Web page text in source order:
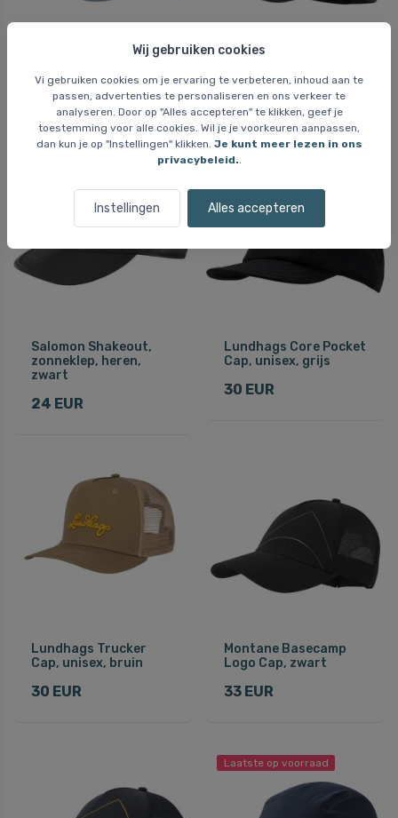
Wij gebruiken cookies
Vi gebruiken cookies om je ervaring te verbeteren, inhoud aan te
passen, advertenties te personaliseren en ons verkeer te
analyseren. Door op "Alles accepteren" te klikken, geef je
toestemming voor alle cookies. Wil je je voorkeuren aanpassen,
dan kun je op "Instellingen" klikken. Je kunt meer lezen in ons
privacybeleid.
Instellingen Alles accepteren
Montane Basecamp
Mono Cap, blauw
30 EUR
Montane Dyno Stretch
Cap, zwart
33 EUR
Salomon Shakeout,
zonneklep, heren,
zwart
24 EUR
Lundhags Core Pocket
Cap, unisex, grijs
30 EUR
Lundhags Trucker
Cap, unisex, bruin
30 EUR
Montane Basecamp
Logo Cap, zwart
33 EUR
Laatste op voorraad